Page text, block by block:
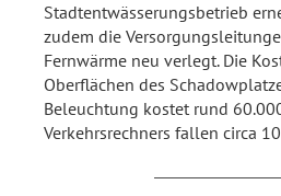
Stadtentwässerungsbetrieb
zudem die
Fernwärme neu verlegt. Die
Oberflächen des
Beleuchtung kostet rund
Verkehrsrechners fallen circa